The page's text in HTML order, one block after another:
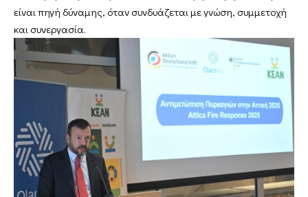
είναι πηγή δύναμης, όταν συνδυάζεται με γνώση, συμμετοχή
και συνεργασία.